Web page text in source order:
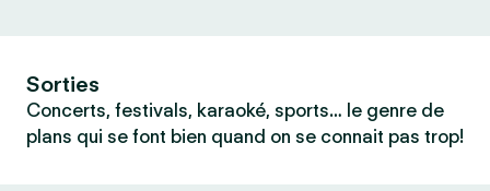
Sorties
Concerts, festivals, karaoké, sports… le genre de
plans qui se font bien quand on se connait pas trop!